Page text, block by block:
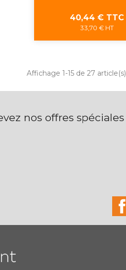
Prix
40,44 € TTC
33,70 € HT
Affichage 1-15 de 27 article(s)
nos offres spéciales